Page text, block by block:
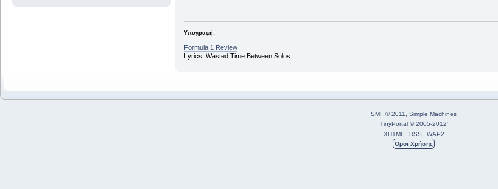
Υπογραφή:
Formula 1 Review
Lyrics. Wasted Time Between Solos.
SMF © 2011
Simple Machines
TinyPortal © 2005-2012'
XHTML
RSS
WAP2
Όροι Χρήσης